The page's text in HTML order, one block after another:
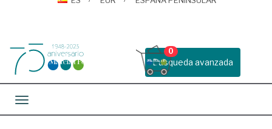
Busqueda avanzada
0
Toggle navigation